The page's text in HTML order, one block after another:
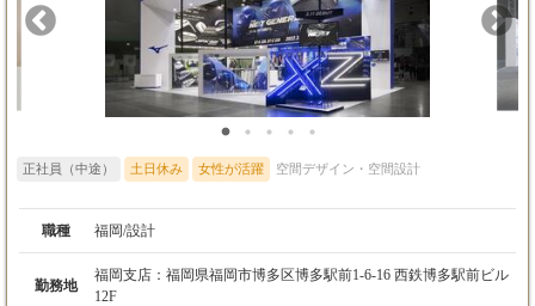
階リビングでスキップフロアを作りたい」 ⇒1階の天井や配管の
位置が限定的になるなど技術的には難しい要望ですが、なんとか
実現！ 「シーリングファンをつけたい」 ⇒通常の天井高のまま
では圧迫感があるので少し高くするため、折り天井をご提案！ こ
のように技術とアイデアとデザインセンス、すべてを総動員さ
せ、設計に取り組みます。 設計は個人の裁量が大きく、スケジュ
ため、自分のアイデアをフルに発揮できます。自由な環境だから
正社員（中途） 土日休み 女性が活躍 空間デザイン・空間設計
職種 福岡/設計
勤務地
福岡支店：福岡県福岡市博多区博多駅前1-6-16 西鉄博多駅前ビル
12F